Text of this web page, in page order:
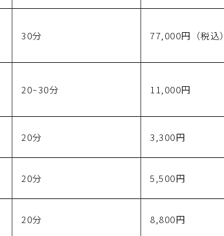
30分 77,000円（税込）
20~30分 11,000円
20分 3,300円
20分 5,500円
20分 8,800円